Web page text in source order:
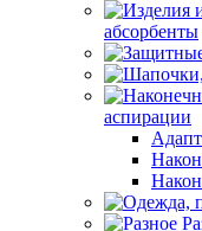
абсорбенты
аспирации